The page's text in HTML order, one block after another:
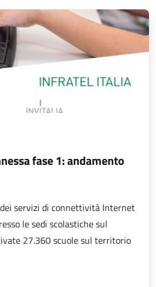
fase 1: andamento
servizi di connettività Internet
le sedi scolastiche sul
27.360 scuole sul territorio